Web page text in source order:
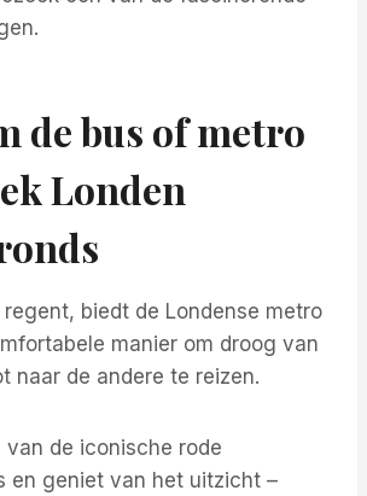
de bus of metro
Londen
biedt de Londense metro
manier om droog van
naar de andere te reizen.
van de iconische rode
en geniet van het uitzicht –